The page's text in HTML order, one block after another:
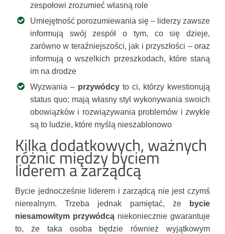
zespołowi zrozumieć własną role
Umiejętność porozumiewania się – liderzy zawsze
informują swój zespół o tym, co się dzieje,
zarówno w teraźniejszości, jak i przyszłości – oraz
informują o wszelkich przeszkodach, które staną
im na drodze
Wyzwania – przywódcy to ci, którzy kwestionują
status quo; mają własny styl wykonywania swoich
obowiązków i rozwiązywania problemów i zwykle
są to ludzie, które myślą nieszablonowo
Kilka dodatkowych, ważnych
różnic między byciem
liderem a zarządcą
Bycie jednocześnie liderem i zarządcą nie jest czymś
nierealnym. Trzeba jednak pamiętać, że
bycie
niesamowitym przywódcą niekoniecznie gwarantuje
to, że taka osoba będzie również wyjątkowym